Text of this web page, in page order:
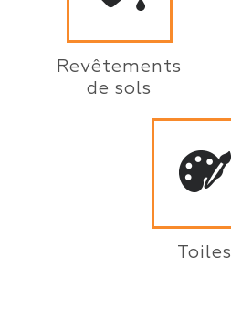
Revêtements
de sols
Toiles